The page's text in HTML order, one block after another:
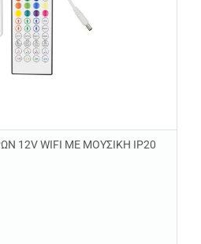
12V WIFI ΜΕ ΜΟΥΣΙΚΗ IP20